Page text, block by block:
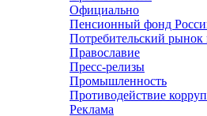
Официально
Пенсионный фонд
Потребительский рынок
Православие
Пресс-релизы
Промышленность
Противодействие
Реклама